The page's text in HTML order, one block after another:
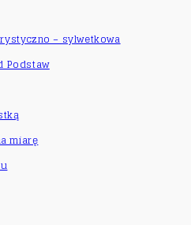
– sylwetkowa
Podstaw
miarę